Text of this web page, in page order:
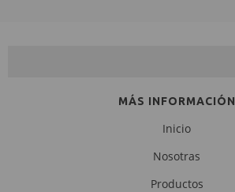
MÁS INFORMACIÓN
Inicio
Nosotras
Productos